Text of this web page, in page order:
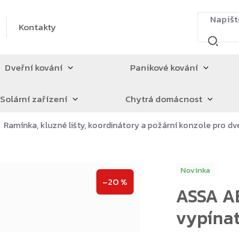
Kontakty
Dveřní kování Panikové kování
Solární zařízení Chytrá domácnost
Ramínka, kluzné lišty, koordinátory a požární konzole pro
Novinka
ASSA
–20 %